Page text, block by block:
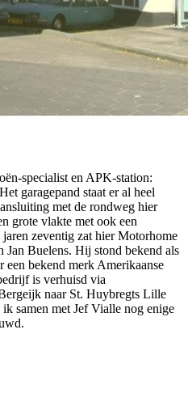
specialist en APK-station:
garagepand staat er al heel
met de rondweg hier
grote vlakte met ook een
zeventig zat hier Motorhome
Jan Buelens. Hij stond bekend als
een bekend merk Amerikaanse
is verhuisd via
naar St. Huybregts Lille
samen met Jef Vialle nog enige